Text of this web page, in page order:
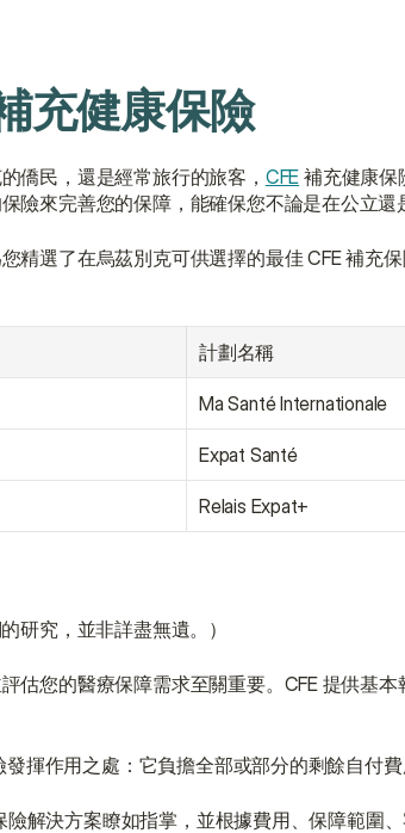
充健康保險
僑民，還是經常旅行的旅客， CFE 補充健康保
險來完善您的保障，能確保您不論是在公立
精選了在烏茲別克可供選擇的最佳 CFE 補充保
計劃名稱
Ma Santé Internationale
Expat Santé
Relais Expat+
研究，並非詳盡無遺。）
估您的醫療保障需求至關重要。CFE 提供
發揮作用之處：它負擔全部或部分的剩餘自付
險解決方案瞭如指掌，並根據費用、保障範圍